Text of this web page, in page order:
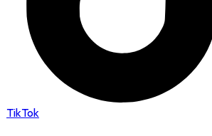
TikTok